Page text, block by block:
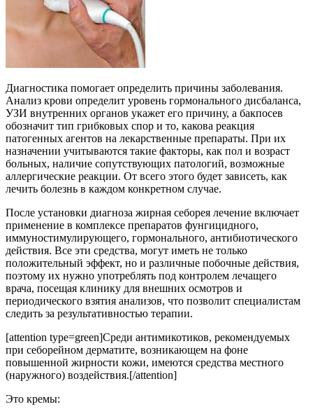
Диагностика помогает определить причины заболевания.
Анализ крови определит уровень гормонального дисбаланса,
УЗИ внутренних органов укажет его причину, а бакпосев
обозначит тип грибковых спор и то, какова реакция
патогенных агентов на лекарственные препараты. При их
назначении учитываются такие факторы, как пол и возраст
больных, наличие сопутствующих патологий, возможные
аллергические реакции. От всего этого будет зависеть, как
лечить болезнь в каждом конкретном случае.
После установки диагноза жирная себорея лечение включает
применение в комплексе препаратов фунгицидного,
иммуностимулирующего, гормонального, антибиотического
действия. Все эти средства, могут иметь не только
положительный эффект, но и различные побочные действия,
поэтому их нужно употреблять под контролем лечащего
врача, посещая клинику для внешних осмотров и
периодического взятия анализов, что позволит специалистам
следить за результативностью терапии.
[attention type=green]Среди антимикотиков, рекомендуемых
при себорейном дерматите, возникающем на фоне
повышенной жирности кожи, имеются средства местного
(наружного) воздействия.[/attention]
Это кремы: